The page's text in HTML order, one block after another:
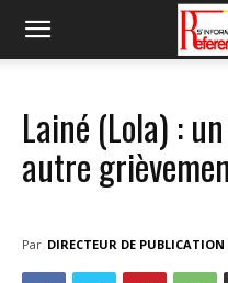
Lainé (Lola) :
autre
Par DIRECTEUR DE PUBLICATION